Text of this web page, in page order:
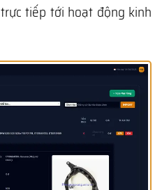
tiếp tới hoạt động kinh